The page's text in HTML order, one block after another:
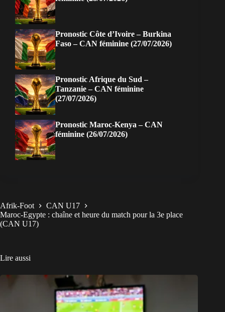
Pronostic Côte d’Ivoire – Burkina
Faso – CAN féminine (27/07/2026)
Pronostic Afrique du Sud –
Tanzanie – CAN féminine
(27/07/2026)
Pronostic Maroc-Kenya – CAN
féminine (26/07/2026)
Afrik-Foot
CAN U17
Maroc-Egypte : chaîne et heure du match pour la 3e place
(CAN U17)
Lire aussi